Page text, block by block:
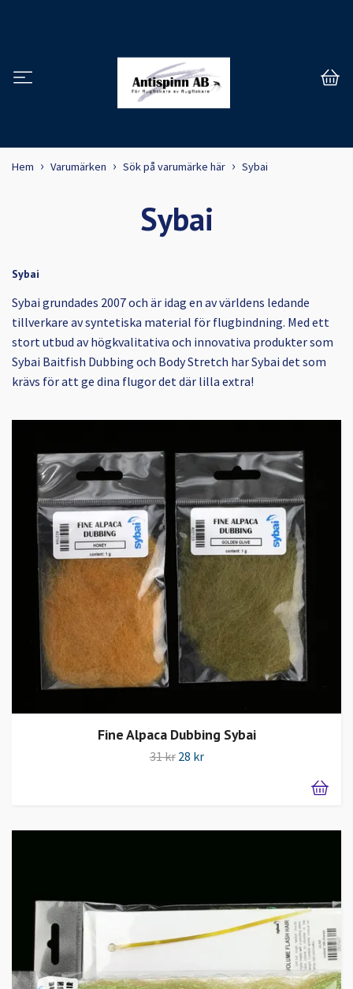
Hem Varumärken Sök på varumärke här Sybai
Sybai
Sybai
Sybai grundades 2007 och är idag en av världens ledande
tillverkare av syntetiska material för flugbindning. Med ett
stort utbud av högkvalitativa och innovativa produkter som
Sybai Baitfish Dubbing och Body Stretch har Sybai det som
krävs för att ge dina flugor det där lilla extra!
Fine Alpaca Dubbing Sybai
31 kr 28 kr